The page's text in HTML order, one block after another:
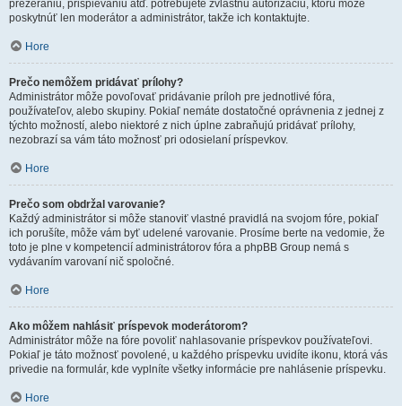
prezeraniu, prispievaniu atď. potrebujete zvláštnu autorizáciu, ktorú môže
poskytnúť len moderátor a administrátor, takže ich kontaktujte.
Hore
Prečo nemôžem pridávať prílohy?
Administrátor môže povoľovať pridávanie príloh pre jednotlivé fóra,
používateľov, alebo skupiny. Pokiaľ nemáte dostatočné oprávnenia z jednej z
týchto možností, alebo niektoré z nich úplne zabraňujú pridávať prílohy,
nezobrazí sa vám táto možnosť pri odosielaní príspevkov.
Hore
Prečo som obdržal varovanie?
Každý administrátor si môže stanoviť vlastné pravidlá na svojom fóre, pokiaľ
ich porušíte, môže vám byť udelené varovanie. Prosíme berte na vedomie, že
toto je plne v kompetencií administrátorov fóra a phpBB Group nemá s
vydávaním varovaní nič spoločné.
Hore
Ako môžem nahlásiť príspevok moderátorom?
Administrátor môže na fóre povoliť nahlasovanie príspevkov používateľovi.
Pokiaľ je táto možnosť povolené, u každého príspevku uvidíte ikonu, ktorá vás
privedie na formulár, kde vyplníte všetky informácie pre nahlásenie príspevku.
Hore